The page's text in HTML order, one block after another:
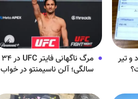
و تیر
مرگ ناگهانی فایتر UFC در ۳۴
سالگی؛ آلن ناسیمنتو در خواب